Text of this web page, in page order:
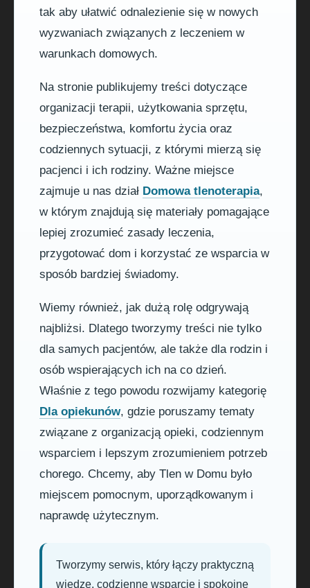
tak aby ułatwić odnalezienie się w nowych
wyzwaniach związanych z leczeniem w
warunkach domowych.
Na stronie publikujemy treści dotyczące
organizacji terapii, użytkowania sprzętu,
bezpieczeństwa, komfortu życia oraz
codziennych sytuacji, z którymi mierzą się
pacjenci i ich rodziny. Ważne miejsce
zajmuje u nas dział Domowa tlenoterapia,
w którym znajdują się materiały pomagające
lepiej zrozumieć zasady leczenia,
przygotować dom i korzystać ze wsparcia w
sposób bardziej świadomy.
Wiemy również, jak dużą rolę odgrywają
najbliżsi. Dlatego tworzymy treści nie tylko
dla samych pacjentów, ale także dla rodzin i
osób wspierających ich na co dzień.
Właśnie z tego powodu rozwijamy kategorię
Dla opiekunów, gdzie poruszamy tematy
związane z organizacją opieki, codziennym
wsparciem i lepszym zrozumieniem potrzeb
chorego. Chcemy, aby Tlen w Domu było
miejscem pomocnym, uporządkowanym i
naprawdę użytecznym.
Tworzymy serwis, który łączy praktyczną
wiedzę, codzienne wsparcie i spokojne